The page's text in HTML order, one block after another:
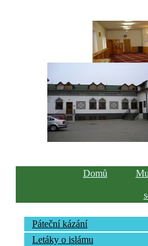
Domů
Páteční kázání
Letáky o islámu